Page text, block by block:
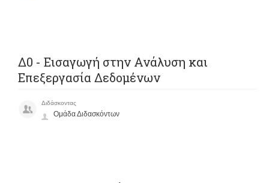
Δ0 - Εισαγωγή στην Ανάλυση και
Επεξεργασία Δεδομένων
Διδάσκοντας
Ομάδα Διδασκόντων